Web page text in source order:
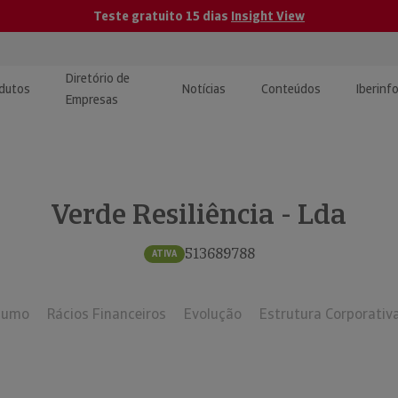
Teste gratuito 15 dias Insight View
e Monitorização de
Diretório de
Empresas
Notícias Conteúdos
| Estudos e
Verde Resiliência - Lda
ATIVA 513689788
Rácios Financeiros Evolução Estrutura Corporativa